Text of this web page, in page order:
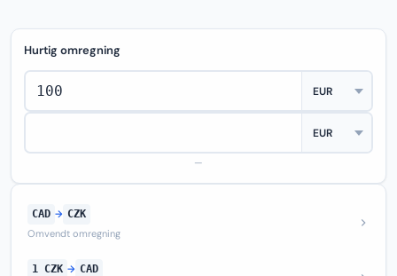
Hurtig omregning
—
CAD → CZK
Omvendt omregning
1 CZK → CAD